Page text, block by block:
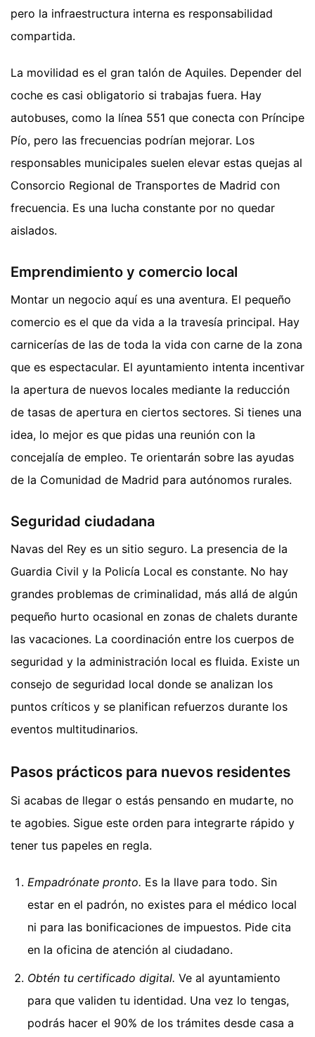
pero la infraestructura interna es responsabilidad
compartida.
La movilidad es el gran talón de Aquiles. Depender del
coche es casi obligatorio si trabajas fuera. Hay
autobuses, como la línea 551 que conecta con Príncipe
Pío, pero las frecuencias podrían mejorar. Los
responsables municipales suelen elevar estas quejas al
Consorcio Regional de Transportes de Madrid con
frecuencia. Es una lucha constante por no quedar
aislados.
Emprendimiento y comercio local
Montar un negocio aquí es una aventura. El pequeño
comercio es el que da vida a la travesía principal. Hay
carnicerías de las de toda la vida con carne de la zona
que es espectacular. El ayuntamiento intenta incentivar
la apertura de nuevos locales mediante la reducción
de tasas de apertura en ciertos sectores. Si tienes una
idea, lo mejor es que pidas una reunión con la
concejalía de empleo. Te orientarán sobre las ayudas
de la Comunidad de Madrid para autónomos rurales.
Seguridad ciudadana
Navas del Rey es un sitio seguro. La presencia de la
Guardia Civil y la Policía Local es constante. No hay
grandes problemas de criminalidad, más allá de algún
pequeño hurto ocasional en zonas de chalets durante
las vacaciones. La coordinación entre los cuerpos de
seguridad y la administración local es fluida. Existe un
consejo de seguridad local donde se analizan los
puntos críticos y se planifican refuerzos durante los
eventos multitudinarios.
Pasos prácticos para nuevos residentes
Si acabas de llegar o estás pensando en mudarte, no
te agobies. Sigue este orden para integrarte rápido y
tener tus papeles en regla.
Empadrónate pronto. Es la llave para todo. Sin
estar en el padrón, no existes para el médico local
ni para las bonificaciones de impuestos. Pide cita
en la oficina de atención al ciudadano.
Obtén tu certificado digital. Ve al ayuntamiento
para que validen tu identidad. Una vez lo tengas,
podrás hacer el 90% de los trámites desde casa a